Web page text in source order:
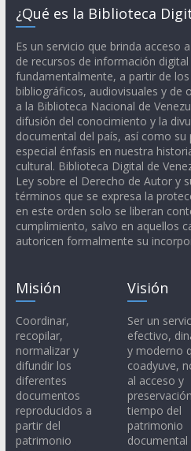
¿Qué es la Biblioteca
Es un servicio que brinda acceso
de recursos de información
fundamentalmente, a partir de
bibliográficos, audiovisuales y de
a la Biblioteca Nacional de
difusión del conocimiento y la
documental del país, así como su
especial énfasis en nuestra
cultural. Biblioteca Digital de
Ley sobre el Derecho de Autor y
términos que se expresa la
en este orden solo se liberan
cumplimiento, salvo en aquellos
autoricen formalmente su
Misión
Coordinar,
recopilar,
normalizar y
difundir los
diferentes
documentos
reproducidos a
partir del
patrimonio
Visión
Ser un
efectivo,
y moderno
coadyuve,
al acceso y
tiempo del
patrimonio
documental